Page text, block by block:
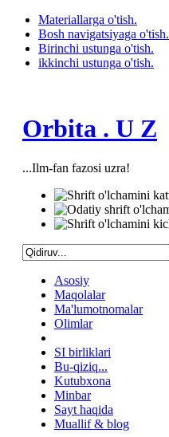
Materiallarga o'tish.
Bosh navigatsiyaga o'tish.
Birinchi ustunga o'tish.
ikkinchi ustunga o'tish.
Orbita . U Z
...Ilm-fan fazosi uzra!
Asosiy
Maqolalar
Ma'lumotnomalar
Olimlar
SI birliklari
Bu-qiziq...
Kutubxona
Minbar
Sayt haqida
Muallif & blog